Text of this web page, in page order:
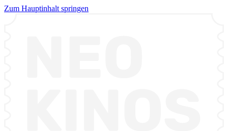
Zum Hauptinhalt springen